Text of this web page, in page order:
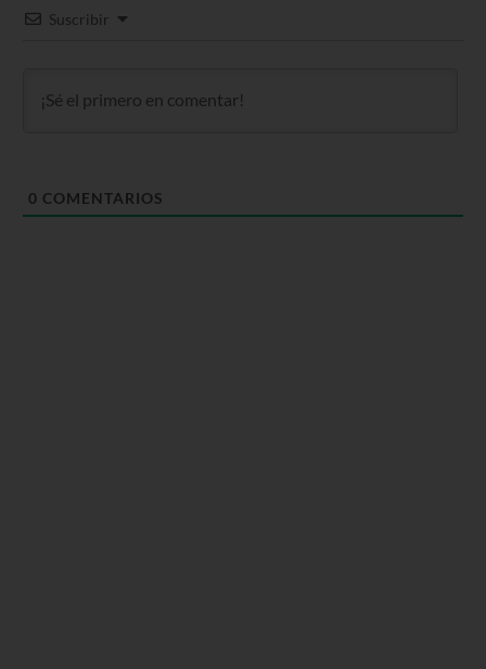
Suscribir
0 COMENTARIOS